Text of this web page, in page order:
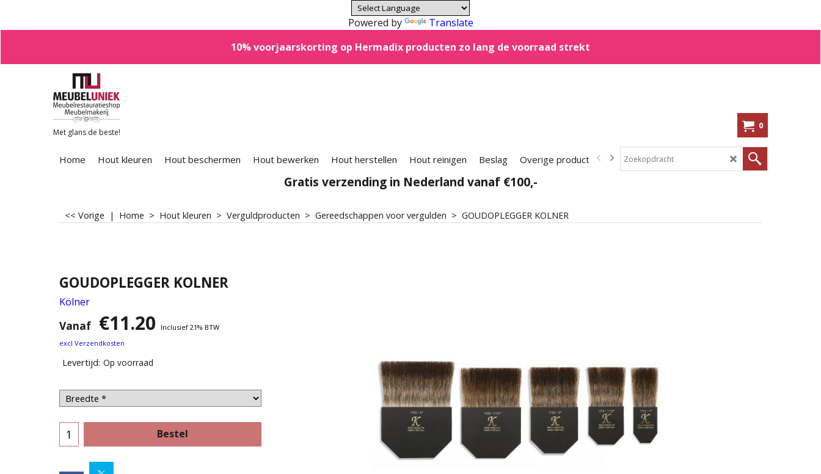
Powered by
Translate
10% voorjaarskorting op Hermadix producten zo lang de voorraad strekt
Met glans de beste!
0
Home Hout kleuren Hout beschermen Hout bewerken Hout herstellen Hout reinigen Beslag Overige producten In de aanbieding! Kennisbank Shoppen op
Gratis verzending in Nederland vanaf €100,-
<< Vorige | Home > Hout kleuren > Verguldproducten > Gereedschappen voor vergulden > GOUDOPLEGGER KOLNER
GOUDOPLEGGER KOLNER
Kölner
Vanaf €11.20
Inclusief 21% BTW
excl Verzendkosten
Levertijd: Op voorraad
Bestel